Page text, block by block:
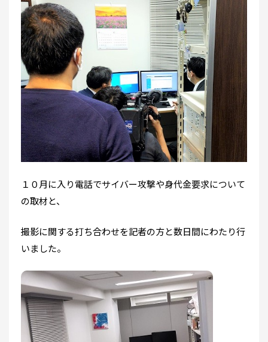
１０月に入り電話でサイバー攻撃や身代金要求について
の取材と、
撮影に関する打ち合わせを記者の方と数日間にわたり行
いました。